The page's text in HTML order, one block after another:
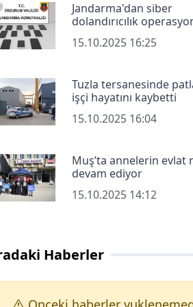
Jandarma'dan siber
dolandırıcılık
15.10.2025 16:25
Tuzla tersanesinde
işçi hayatını kaybetti
15.10.2025 16:04
Muş’ta annelerin evlat
devam ediyor
15.10.2025 14:12
Haberler